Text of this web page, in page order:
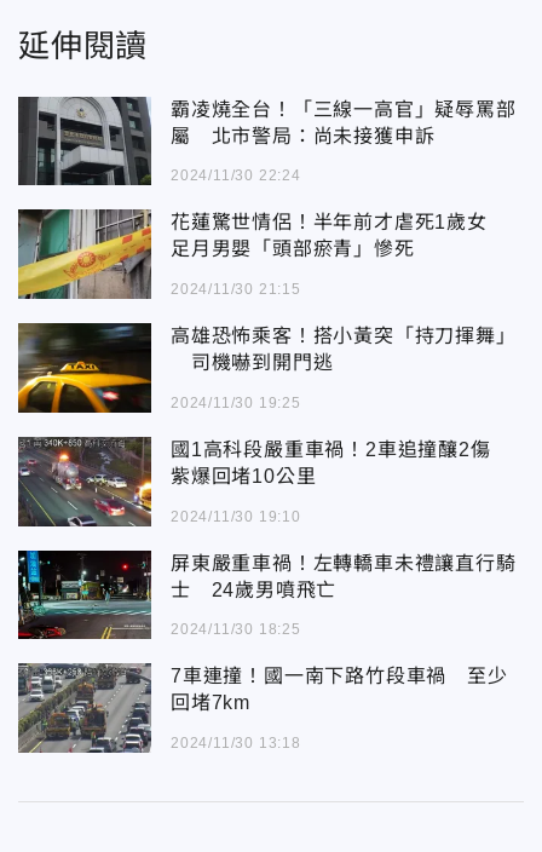
延伸閱讀
霸凌燒全台！「三線一高官」疑辱罵部
屬 北市警局：尚未接獲申訴
2024/11/30 22:24
花蓮驚世情侶！半年前才虐死1歲女
足月男嬰「頭部瘀青」慘死
2024/11/30 21:15
高雄恐怖乘客！搭小黃突「持刀揮舞」
司機嚇到開門逃
2024/11/30 19:25
國1高科段嚴重車禍！2車追撞釀2傷
紫爆回堵10公里
2024/11/30 19:10
屏東嚴重車禍！左轉轎車未禮讓直行騎
士 24歲男噴飛亡
2024/11/30 18:25
7車連撞！國一南下路竹段車禍 至少
回堵7km
2024/11/30 13:18